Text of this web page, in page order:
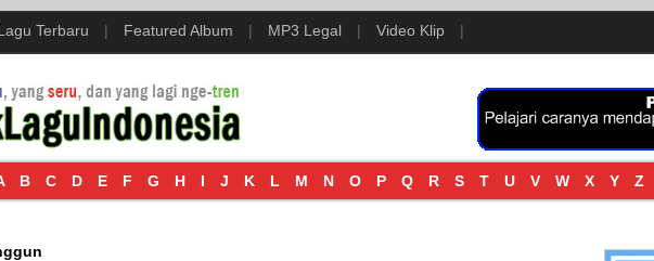
Terbaru | Featured Album | MP3 Legal | Video Klip |
B C D E F G H I J K L M N O P Q R S T U V W X Y Z